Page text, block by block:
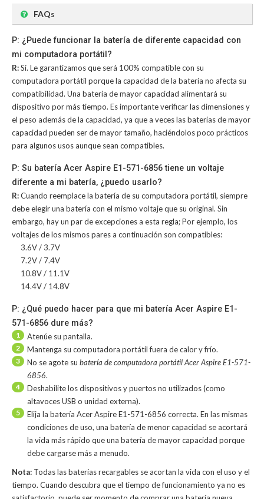
FAQs
P: ¿Puede funcionar la batería de diferente capacidad con
mi computadora portátil?
R:Sí. Le garantizamos que será 100% compatible con su
computadora portátil porque la capacidad de la batería no afecta su
compatibilidad. Una batería de mayor capacidad alimentará su
dispositivo por más tiempo. Es importante verificar las dimensiones y
el peso además de la capacidad, ya que a veces las baterías de mayor
capacidad pueden ser de mayor tamaño, haciéndolos poco prácticos
para algunos usos aunque sean compatibles.
P: Su batería Acer Aspire E1-571-6856 tiene un voltaje
diferente a mi batería, ¿puedo usarlo?
R:Cuando reemplace la batería de su computadora portátil, siempre
debe elegir una batería con el mismo voltaje que su original. Sin
embargo, hay un par de excepciones a esta regla; Por ejemplo, los
voltajes de los mismos pares a continuación son compatibles:
3.6V / 3.7V
7.2V / 7.4V
10.8V / 11.1V
14.4V / 14.8V
P: ¿Qué puedo hacer para que mi batería Acer Aspire E1-
571-6856 dure más?
1 Atenúe su pantalla.
2 Mantenga su computadora portátil fuera de calor y frío.
3 No se agote su batería de computadora portátil Acer Aspire E1-571-
6856.
4
Deshabilite los dispositivos y puertos no utilizados (como
altavoces USB o unidad externa).
5
Elija la batería Acer Aspire E1-571-6856 correcta. En las mismas
condiciones de uso, una batería de menor capacidad se acortará
la vida más rápido que una batería de mayor capacidad porque
debe cargarse más a menudo.
Nota: Todas las baterías recargables se acortan la vida con el uso y el
tiempo. Cuando descubra que el tiempo de funcionamiento ya no es